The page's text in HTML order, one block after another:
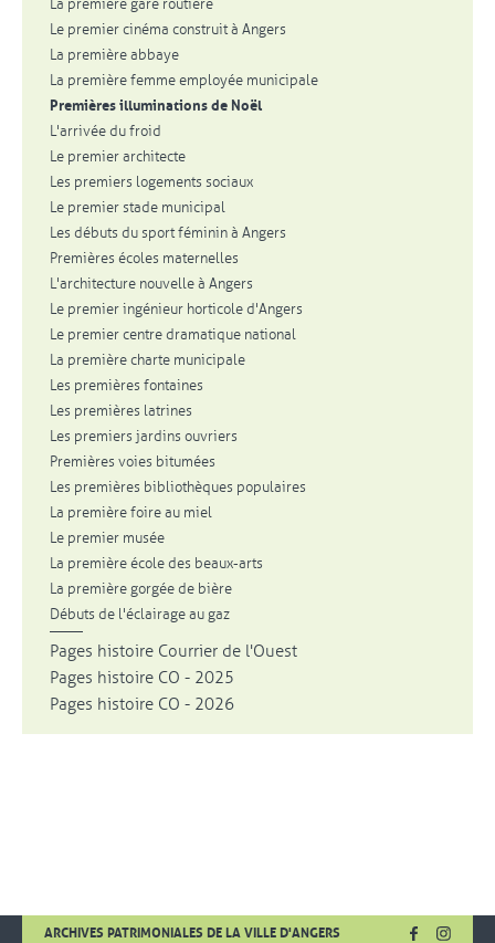
La première gare routière
Le premier cinéma construit à Angers
La première abbaye
La première femme employée municipale
Premières illuminations de Noël
L'arrivée du froid
Le premier architecte
Les premiers logements sociaux
Le premier stade municipal
Les débuts du sport féminin à Angers
Premières écoles maternelles
L'architecture nouvelle à Angers
Le premier ingénieur horticole d'Angers
Le premier centre dramatique national
La première charte municipale
Les premières fontaines
Les premières latrines
Les premiers jardins ouvriers
Premières voies bitumées
Les premières bibliothèques populaires
La première foire au miel
Le premier musée
La première école des beaux-arts
La première gorgée de bière
Débuts de l'éclairage au gaz
Pages histoire Courrier de l'Ouest
Pages histoire CO - 2025
Pages histoire CO - 2026
ARCHIVES PATRIMONIALES DE LA VILLE D'ANGERS FACEBOOK
, OUVRE
,